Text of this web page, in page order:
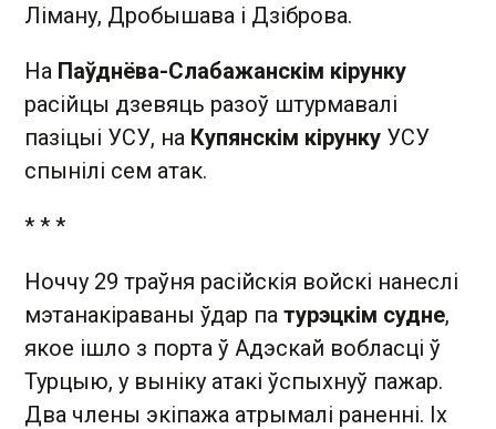
Ліману, Дробышава і Дзіброва.
На Паўднёва-Слабажанскім кірунку
расійцы дзевяць разоў штурмавалі
пазіцыі УСУ, на Купянскім кірунку УСУ
спынілі сем атак.
* * *
Ноччу 29 траўня расійскія войскі нанеслі
мэтанакіраваны ўдар па турэцкім судне,
якое ішло з порта ў Адэскай вобласці ў
Турцыю, у выніку атакі ўспыхнуў пажар.
Два члены экіпажа атрымалі раненні. Іх